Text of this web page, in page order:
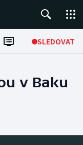
SLEDOVAT
v Baku